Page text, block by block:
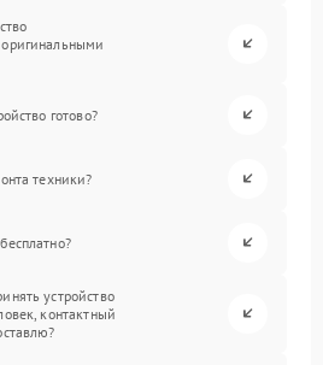
оригинальными
готово?
техники?
устройство
контактный